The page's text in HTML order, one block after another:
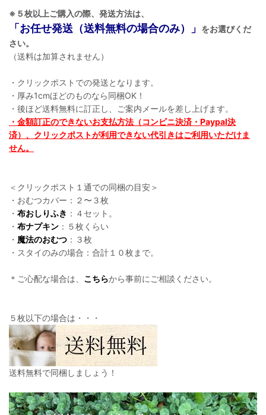
※５枚以上ご購入の際、発送方法は、
「お任せ発送（送料無料の場合のみ）」
をお選びくだ
さい。
（送料は加算されません）
・クリックポストでの発送となります。
・厚み1cmほどのものなら同梱OK！
・後ほど送料無料に訂正し、ご案内メールを差し上げます。
・金額訂正のできないお支払方法（コンビニ決済・Paypal決
済）、クリックポストが利用できない代引きはご利用いただけま
せん。
＜クリックポスト１通での同梱の目安＞
・おむつカバー：２〜３枚
・ 布おしりふき ：４セット。
・ 布ナプキン ：５枚くらい
・ 魔法のおむつ ：３枚
・スタイのみの場合：合計１０枚まで。
＊ご心配な場合は、 こちらから事前にご相談ください。
５枚以下の場合は・・・
送料無料で同梱しましょう！